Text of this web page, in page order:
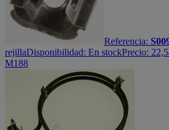
Referencia:
rejillaDisponibilidad: En stockPrecio:
M188